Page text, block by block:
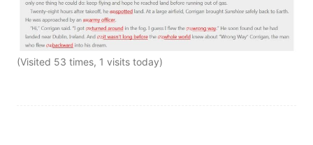
(Visited 53 times, 1 visits today)